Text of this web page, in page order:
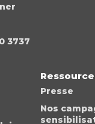
3737
Presse
Nos